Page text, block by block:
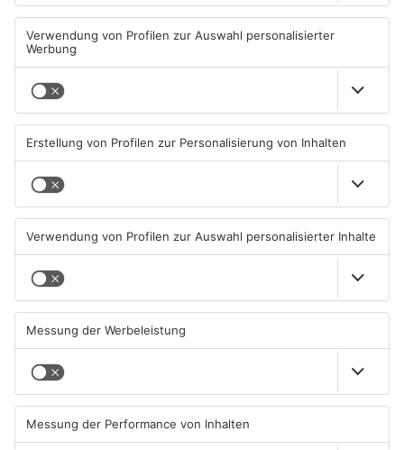
Trinkwasserbrunnen in
Obertshausen mit Keimen
belastet
06.08.2026, 06:45 UHR IN KREIS
Senior vor Offenbacher Bank
abgelenkt und bestohlen
05.08.2026, 13:42 UHR IN KREIS